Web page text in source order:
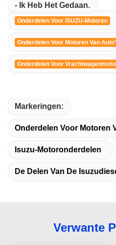
- Ik Heb Het Gedaan.
Onderdelen Voor ISUZU-Motoren
Onderdelen Voor Motoren Van
Onderdelen Voor
Markeringen:
Onderdelen Voor Motoren
Isuzu-Motoronderdelen
De Delen Van De
Verwante